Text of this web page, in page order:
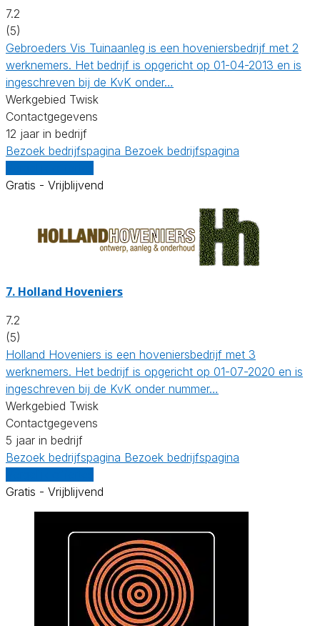
7.2
(5)
Gebroeders Vis Tuinaanleg is een hoveniersbedrijf met 2
werknemers. Het bedrijf is opgericht op 01-04-2013 en is
ingeschreven bij de KvK onder…
Werkgebied Twisk
Contactgegevens
12 jaar in bedrijf
Bezoek bedrijfspagina Bezoek bedrijfspagina
Gratis - Vrijblijvend
7. Holland Hoveniers
7.2
(5)
Holland Hoveniers is een hoveniersbedrijf met 3
werknemers. Het bedrijf is opgericht op 01-07-2020 en is
ingeschreven bij de KvK onder nummer…
Werkgebied Twisk
Contactgegevens
5 jaar in bedrijf
Bezoek bedrijfspagina Bezoek bedrijfspagina
Gratis - Vrijblijvend